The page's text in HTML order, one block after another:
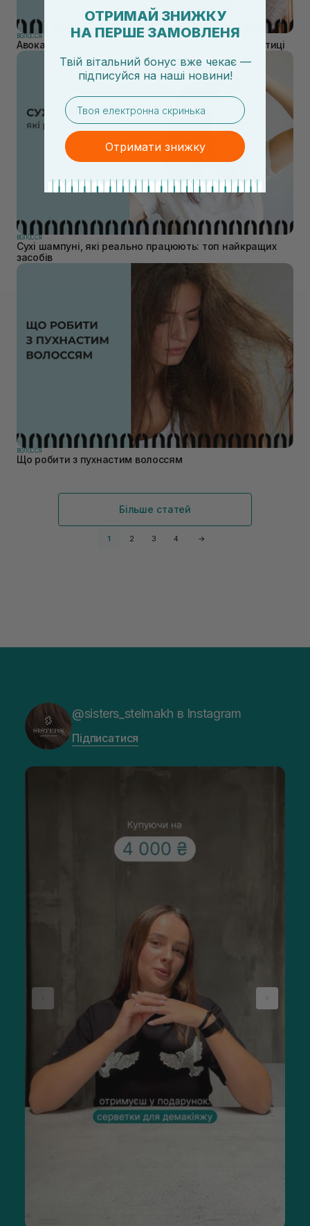
ВОЛОССЯ
Авокадо: користь, шкода та застосування в косметиці
ВОЛОССЯ
Сухі шампуні, які реально працюють: топ найкращих
засобів
ВОЛОССЯ
Що робити з пухнастим волоссям
Більше статей
1 2 3 4 →
@sisters_stelmakh в Instagram
Підписатися
ОТРИМАЙ ЗНИЖКУ
НА ПЕРШЕ ЗАМОВЛЕНЯ
Твій вітальний бонус вже чекає —
підписуйся на наші новини!
email
Отримати знижку